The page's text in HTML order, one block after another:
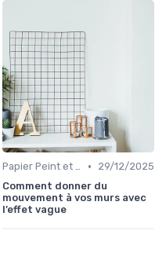
Papier Peint et Revêtements Muraux •
29/12/2025
Comment donner du
mouvement à vos murs avec
l’effet vague